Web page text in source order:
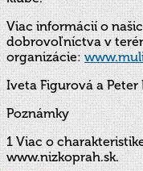
Viac informácií o
dobrovoľníctva v
organizácie:
Iveta Figurová a Peter
Poznámky
1 Viac o
www.nizkoprah.sk.